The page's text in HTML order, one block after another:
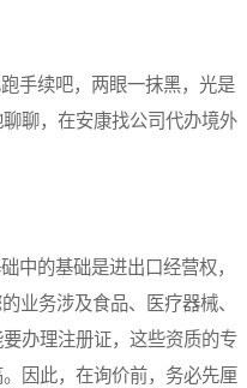
手续吧，两眼一抹黑，光是
聊，在安康找公司代办境外
的基础是进出口经营权，
业务涉及食品、医疗器械、
办理注册证，这些资质的专
因此，在询价前，务必先厘